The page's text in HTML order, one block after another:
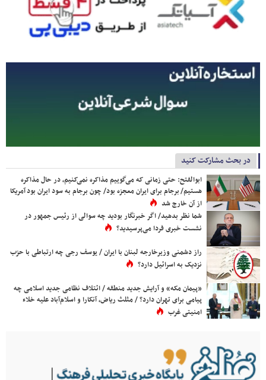
در بحث مشارکت کنید
ابوالفتح: حتی زمانی که می‌گوییم مذاکره نمی‌کنیم، در حال مذاکره
هستیم/ برجام برای ایران معجزه بود/ چون برجام به سود ایران بود آمریکا
از آن خارج شد
شما نظر بدهید/ اگر خبرنگار بودید چه سوالی از رئیس جمهور در
نشست خبری فردا می‌پرسیدید؟
راز دشمنی وزیرخارجه لبنان با ایران / یوسف رجی چه ارتباطی با حزب
نزدیک به اسرائیل دارد؟
«پیمان مکه» و آرایش جدید منطقه / ائتلاف نظامی جدید اسلامی چه
پیامی برای تهران دارد؟ / مثلث ریاض، آنکارا و اسلام‌آباد علیه خلاء
امنیتی غرب